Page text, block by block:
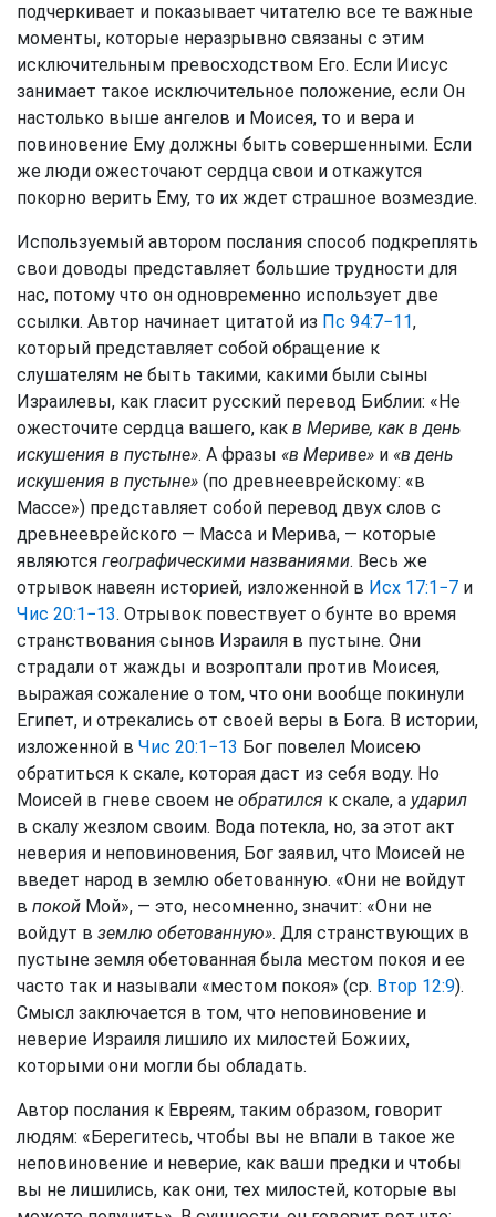
подчеркивает и показывает читателю все те важные
моменты, которые неразрывно связаны с этим
исключительным превосходством Его. Если Иисус
занимает такое исключительное положение, если Он
настолько выше ангелов и Моисея, то и вера и
повиновение Ему должны быть совершенными. Если
же люди ожесточают сердца свои и откажутся
покорно верить Ему, то их ждет страшное возмездие.
Используемый автором послания способ подкреплять
свои доводы представляет большие трудности для
нас, потому что он одновременно использует две
ссылки. Автор начинает цитатой из Пс 94:7−11,
который представляет собой обращение к
слушателям не быть такими, какими были сыны
Израилевы, как гласит русский перевод Библии: «Не
ожесточите сердца вашего, как в Мериве, как в день
искушения в пустыне». А фразы «в Мериве» и «в день
искушения в пустыне» (по древнееврейскому: «в
Массе») представляет собой перевод двух слов с
древнееврейского — Масса и Мерива, — которые
являются географическими названиями. Весь же
отрывок навеян историей, изложенной в Исх 17:1−7 и
Чис 20:1−13. Отрывок повествует о бунте во время
странствования сынов Израиля в пустыне. Они
страдали от жажды и возроптали против Моисея,
выражая сожаление о том, что они вообще покинули
Египет, и отрекались от своей веры в Бога. В истории,
изложенной в Чис 20:1−13 Бог повелел Моисею
обратиться к скале, которая даст из себя воду. Но
Моисей в гневе своем не обратился к скале, а ударил
в скалу жезлом своим. Вода потекла, но, за этот акт
неверия и неповиновения, Бог заявил, что Моисей не
введет народ в землю обетованную. «Они не войдут
в покой Мой», — это, несомненно, значит: «Они не
войдут в землю обетованную». Для странствующих в
пустыне земля обетованная была местом покоя и ее
часто так и называли «местом покоя» (ср. Втор 12:9).
Смысл заключается в том, что неповиновение и
неверие Израиля лишило их милостей Божиих,
которыми они могли бы обладать.
Автор послания к Евреям, таким образом, говорит
людям: «Берегитесь, чтобы вы не впали в такое же
неповиновение и неверие, как ваши предки и чтобы
вы не лишились, как они, тех милостей, которые вы